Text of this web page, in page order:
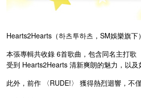
Hearts2Hearts（하츠투하츠，SM娛樂旗
本張專輯共收錄 6首歌曲，包含同名主打
受到 Hearts2Hearts 清新爽朗的魅力，以
此外，前作 〈RUDE!〉 獲得熱烈迴響，不